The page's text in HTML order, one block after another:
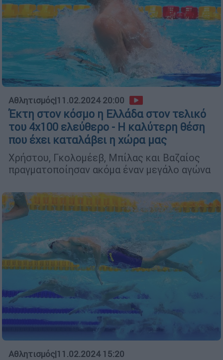
Αθλητισμός|11.02.2024 20:00
Έκτη στον κόσμο η Ελλάδα στον τελικό
του 4χ100 ελεύθερο - Η καλύτερη θέση
που έχει καταλάβει η χώρα μας
Χρήστου, Γκολομέεβ, Μπίλας και Βαζαίος
πραγματοποίησαν ακόμα έναν μεγάλο αγώνα
Αθλητισμός|11.02.2024 15:20